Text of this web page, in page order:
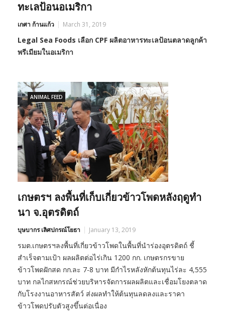
ทะเลป้อนอเมริกา
เกศา ก้านแก้ว March 31, 2019
Legal Sea Foods เลือก CPF ผลิตอาหารทะเลป้อนตลาดลูกค้า
พรีเมียมในอเมริกา
ANIMAL FEED
เกษตรฯ ลงพื้นที่เก็บเกี่ยวข้าวโพดหลังฤดูทำ
นา จ.อุตรดิตถ์
บุษบากร เลิศปกรณ์โยธา January 13, 2019
รมต.เกษตรฯลงพื้นที่เกี่ยวข้าวโพดในพื้นที่นำร่องอุตรดิตถ์ ชี้
สำเร็จตามเป้า ผลผลิตต่อไร่เกิน 1200 กก. เกษตรกรขาย
ข้าวโพดฝักสด กก.ละ 7-8 บาท มีกำไรหลังหักต้นทุนไร่ละ 4,555
บาท กลไกสหกรณ์ช่วยบริหารจัดการผลผลิตและเชื่อมโยงตลาด
กับโรงงานอาหารสัตว์ ส่งผลทำให้ต้นทุนลดลงและราคา
ข้าวโพดปรับตัวสูงขึ้นต่อเนื่อง